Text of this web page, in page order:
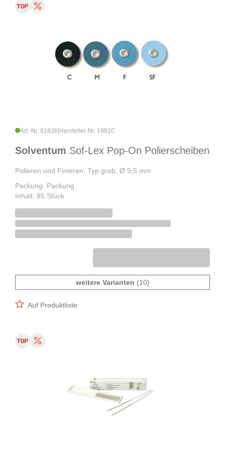
Art.-Nr. 81836 Hersteller-Nr. 1981C
Solventum Sof-Lex Pop-On Polierscheiben
Polieren und Finieren, Typ grob, Ø 9,5 mm
Packung: Packung
Inhalt: 85 Stück
weitere Varianten (10)
Auf Produktliste